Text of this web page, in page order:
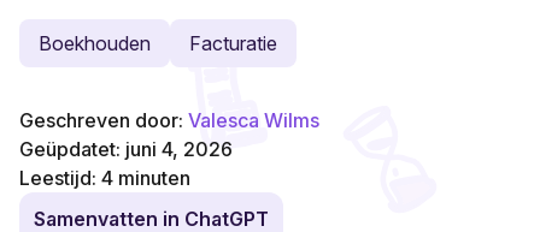
Boekhouden Facturatie
Geschreven door: Valesca Wilms
Geüpdatet: juni 4, 2026
Leestijd: 4 minuten
Samenvatten in ChatGPT